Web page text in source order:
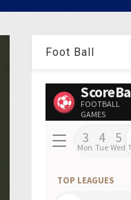
Foot Ball